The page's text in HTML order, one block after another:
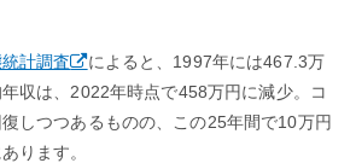
計調査
によると、1997年には467.3万
収は、2022年時点で458万円に減少。コ
しつつあるものの、この25年間で10万円
ります。